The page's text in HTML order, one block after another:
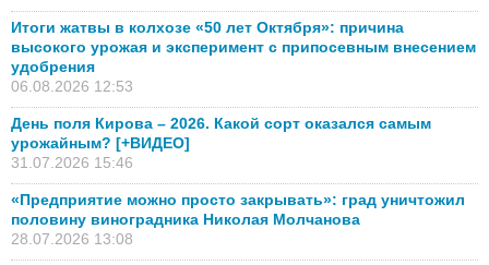
Итоги жатвы в колхозе «50 лет Октября»: причина
высокого урожая и эксперимент с припосевным внесением
удобрения
06.08.2026 12:53
День поля Кирова – 2026. Какой сорт оказался самым
урожайным? [+ВИДЕО]
31.07.2026 15:46
«Предприятие можно просто закрывать»: град уничтожил
половину виноградника Николая Молчанова
28.07.2026 13:08